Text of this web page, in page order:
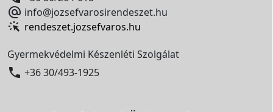
 info@jozsefvarosirendeszet.hu
rendeszet.jozsefvaros.hu
Gyermekvédelmi Készenléti Szolgálat
 +36 30/493-1925